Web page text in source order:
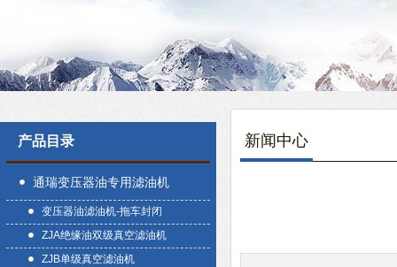
产品目录
通瑞变压器油专用滤油机
变压器油滤油机-拖车封闭
ZJA绝缘油双级真空滤油机
ZJB单级真空滤油机
新闻中心